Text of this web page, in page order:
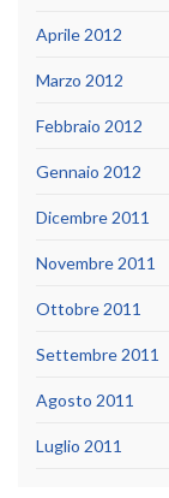
Aprile 2012
Marzo 2012
Febbraio 2012
Gennaio 2012
Dicembre 2011
Novembre 2011
Ottobre 2011
Settembre 2011
Agosto 2011
Luglio 2011